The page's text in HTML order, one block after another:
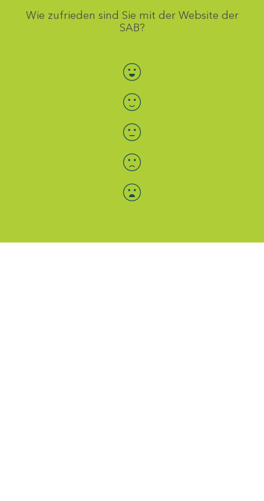
Wie zufrieden sind Sie mit der Website der
SAB?
Bewertung auswählen